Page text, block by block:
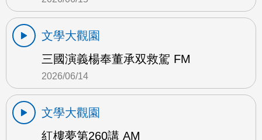
文學大觀園
三國演義楊奉董承双救駕 FM
2026/06/14
文學大觀園
紅樓夢第260講 AM